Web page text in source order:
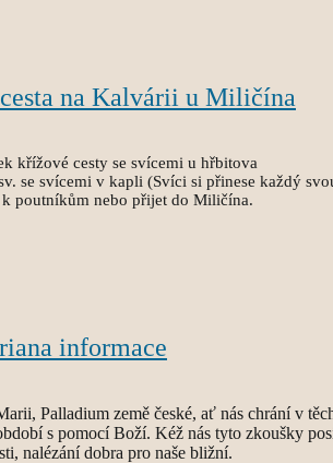
na Kalvárii u Miličína
křížové cesty se svícemi u hřbitova
se svícemi v kapli (Svíci si přinese každý
poutníkům nebo přijet do Miličína.
informace
Palladium země české, ať nás chrání v
s pomocí Boží. Kéž nás tyto zkoušky
nalézání dobra pro naše bližní.